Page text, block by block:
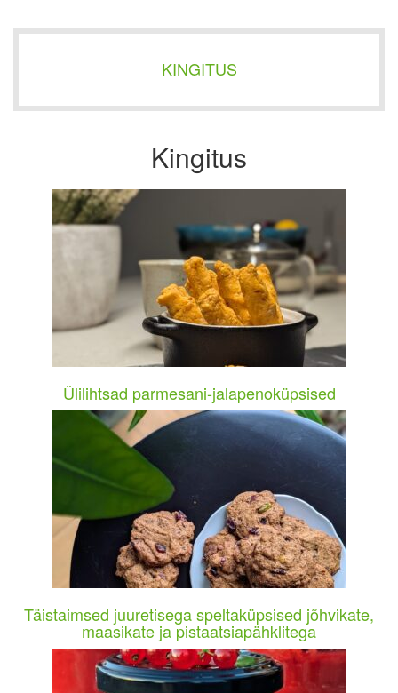
KINGITUS
Kingitus
Ülilihtsad parmesani-jalapenoküpsised
Täistaimsed juuretisega speltaküpsised jõhvikate,
maasikate ja pistaatsiapähklitega